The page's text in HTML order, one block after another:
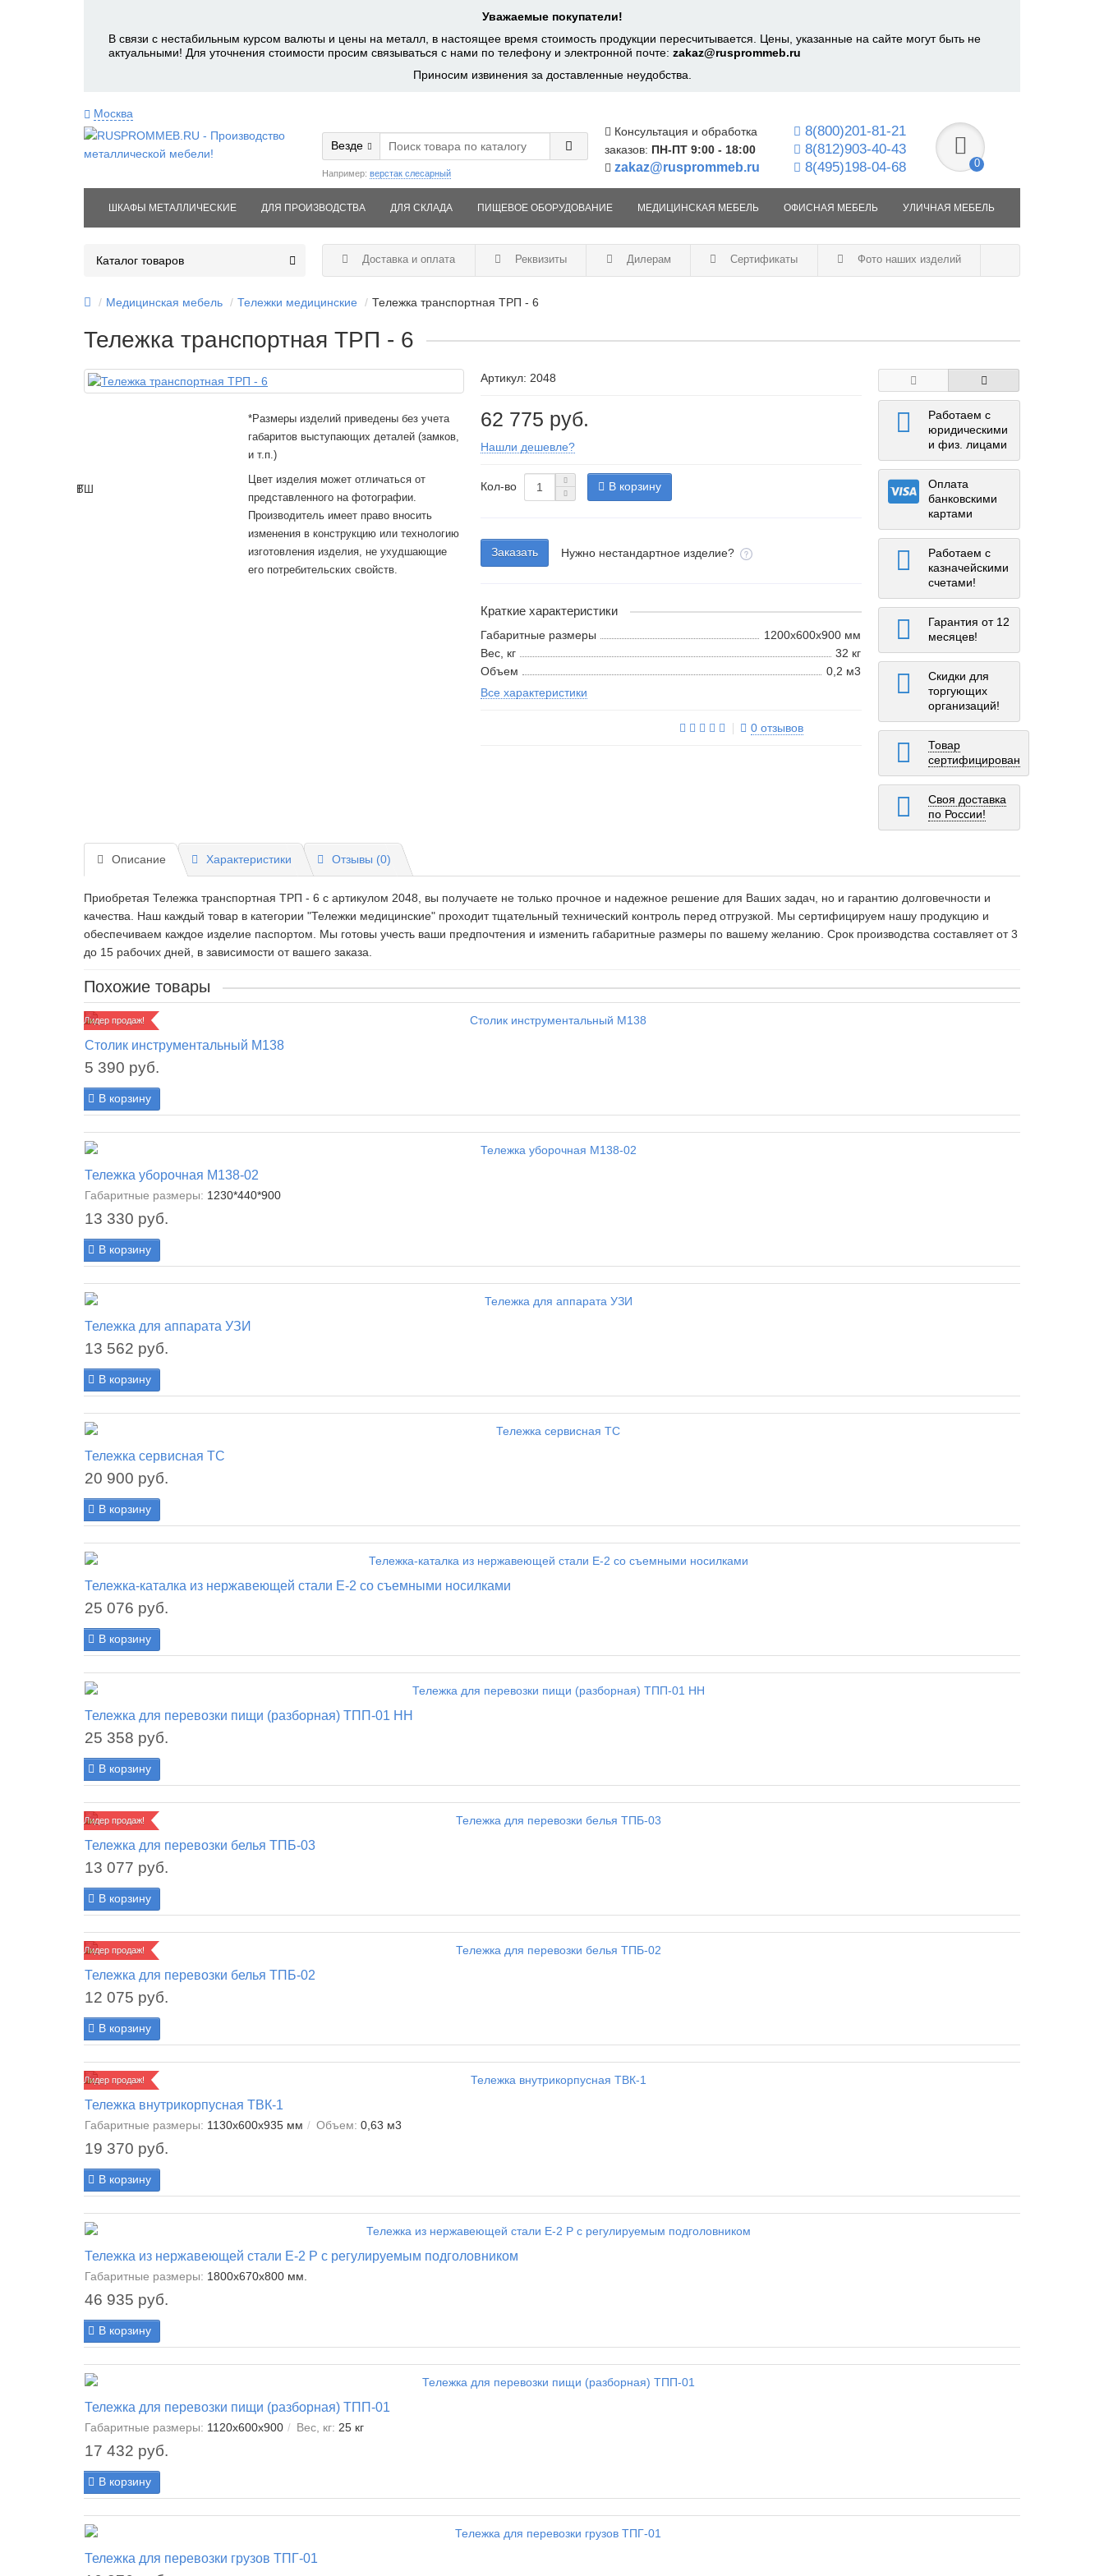
Уважаемые покупатели!
В связи с нестабильным курсом валюты и цены на металл, в настоящее время стоимость продукции пересчитывается. Цены, указанные на сайте могут быть не
актуальными! Для уточнения стоимости просим связываться с нами по телефону и электронной почте: zakaz@rusprommeb.ru
Приносим извинения за доставленные неудобства.
Москва
Везде
Например: верстак слесарный
Консультация и обработка
заказов: ПН-ПТ 9:00 - 18:00
zakaz@rusprommeb.ru
8(800)201-81-21
8(812)903-40-43
8(495)198-04-68
0
ШКАФЫ МЕТАЛЛИЧЕСКИЕ ДЛЯ ПРОИЗВОДСТВА ДЛЯ СКЛАДА ПИЩЕВОЕ ОБОРУДОВАНИЕ МЕДИЦИНСКАЯ МЕБЕЛЬ ОФИСНАЯ МЕБЕЛЬ УЛИЧНАЯ МЕБЕЛЬ
Доставка и оплата Реквизиты Дилерам Сертификаты Фото наших изделий
Каталог товаров
Медицинская мебель Тележки медицинские Тележка транспортная ТРП - 6
Тележка транспортная ТРП - 6
Ш
В
Г
*Размеры изделий приведены без учета
габаритов выступающих деталей (замков,
и т.п.)
Цвет изделия может отличаться от
представленного на фотографии.
Производитель имеет право вносить
изменения в конструкцию или технологию
изготовления изделия, не ухудшающие
его потребительских свойств.
Артикул: 2048
62 775 руб.
Нашли дешевле?
Кол-во В корзину
Заказать Нужно нестандартное изделие?
Краткие характеристики
Габаритные размеры
1200х600х900 мм
Вес, кг
32 кг
Объем
0,2 м3
Все характеристики
0 отзывов
Работаем с
юридическими
и физ. лицами
Оплата
банковскими
картами
Работаем с
казначейскими
счетами!
Гарантия от 12
месяцев!
Скидки для
торгующих
организаций!
Товар
сертифицирован
Своя доставка
по России!
Описание Характеристики Отзывы (0)
Приобретая Тележка транспортная ТРП - 6 c артикулом 2048, вы получаете не только прочное и надежное решение для Ваших задач, но и гарантию долговечности и
качества. Наш каждый товар в категории "Тележки медицинские" проходит тщательный технический контроль перед отгрузкой. Мы сертифицируем нашу продукцию и
обеспечиваем каждое изделие паспортом. Мы готовы учесть ваши предпочтения и изменить габаритные размеры по вашему желанию. Срок производства составляет от 3
до 15 рабочих дней, в зависимости от вашего заказа.
Похожие товары
Лидер продаж!
Столик инструментальный М138
5 390 руб.
В корзину
Тележка уборочная М138-02
Габаритные размеры: 1230*440*900
13 330 руб.
В корзину
Тележка для аппарата УЗИ
13 562 руб.
В корзину
Тележка сервисная ТС
20 900 руб.
В корзину
Тележка-каталка из нержавеющей стали E-2 со съемными носилками
25 076 руб.
В корзину
Тележка для перевозки пищи (разборная) ТПП-01 НН
25 358 руб.
В корзину
Лидер продаж!
Тележка для перевозки белья ТПБ-03
13 077 руб.
В корзину
Лидер продаж!
Тележка для перевозки белья ТПБ-02
12 075 руб.
В корзину
Лидер продаж!
Тележка внутрикорпусная ТВК-1
Габаритные размеры: 1130х600х935 мм Объем: 0,63 м3
19 370 руб.
В корзину
Тележка из нержавеющей стали E-2 Р с регулируемым подголовником
Габаритные размеры: 1800х670х800 мм.
46 935 руб.
В корзину
Тележка для перевозки пищи (разборная) ТПП-01
Габаритные размеры: 1120х600х900 Вес, кг: 25 кг
17 432 руб.
В корзину
Тележка для перевозки грузов ТПГ-01